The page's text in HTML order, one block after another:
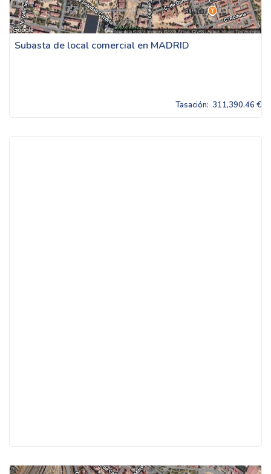
Subasta de local comercial en MADRID
Tasación: 311,390.46 €